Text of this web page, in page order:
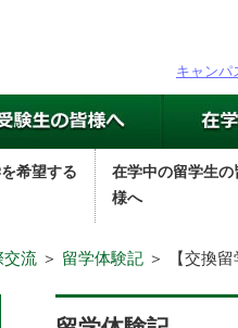
キャンパ
希望する
在学中の留学生の
様へ
交流 ＞ 留学体験記 ＞ 【交換